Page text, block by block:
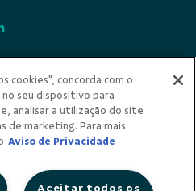
cookies", concorda com o
seu dispositivo para
analisar a utilização do site
de marketing. Para mais
Aviso de Privacidade
Aceitar todos os